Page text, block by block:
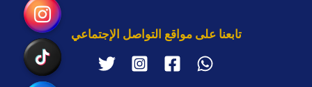
تابعنا على مواقع التواصل الإجتماعي تيك توك
رابط مخصّص